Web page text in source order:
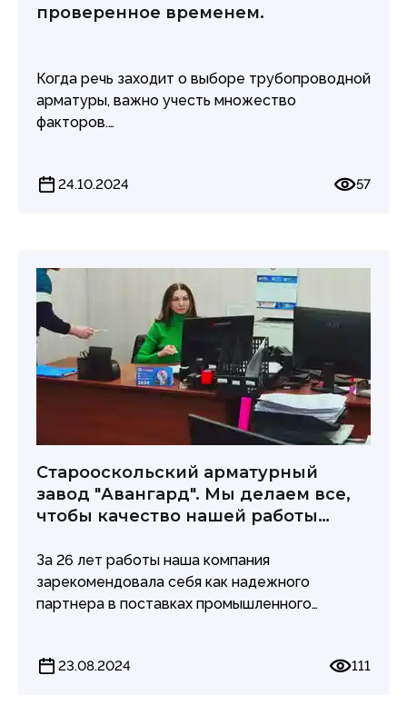
проверенное временем.
Когда речь заходит о выборе трубопроводной
арматуры, важно учесть множество
факторов.
эксплуатации, подберут необходимое
широкий перечень арматуры:
клапаны регулирующие, предохранительные,
запорные и отсечные, затворы поворотные,
краны шаровые, задвижки - в комплекте с
исполнительными механизмами.
24.10.2024 57
Старооскольский арматурный
завод "Авангард". Мы делаем все,
чтобы качество нашей работы
ожиданиям.
За 26 лет работы наша компания
зарекомендовала себя как надежного
партнера в поставках промышленного
заводе, позволяют нам выпускать изделия,
23.08.2024 111